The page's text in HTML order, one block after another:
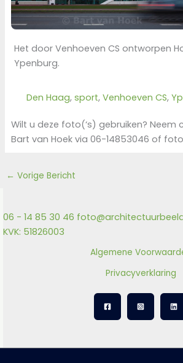
Het door Venhoeven CS ontworpen
Ypenburg.
Den Haag, sport, Venhoeven CS,
Wilt u deze foto(‘s) gebruiken?
Bart van Hoek via 06-14853046 of
← Vorige Bericht
06 - 14 85 30 46
KVK: 51826003
Algemene
Privacyverklaring